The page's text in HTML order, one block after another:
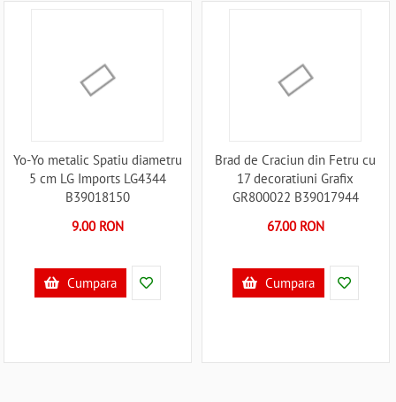
Yo-Yo metalic Spatiu diametru
5 cm LG Imports LG4344
B39018150
9.00 RON
Cumpara
Brad de Craciun din Fetru cu
17 decoratiuni Grafix
GR800022 B39017944
67.00 RON
Cumpara